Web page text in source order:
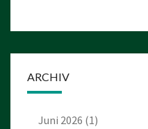
ARCHIV
Juni 2026 (1)